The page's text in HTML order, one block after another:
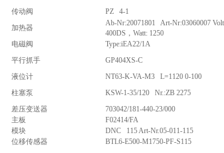
传动阀
PZ 4-1
加热器
Ab-Nr:20071801 Art-Nr:03060007
400DS，Watt: 1250
电磁阀
Type:iEA22/1A
平行抓手
GP404XS-C
液位计
NT63-K-VA-M3 L=1120 0-100
柱塞泵
KSW-1-35/120 Nr.:ZB 2275
差压变送器
703042/181-440-23/000
主板
F02414/FA
模块
DNC 115 Art-Nr.05-011-115
位移传感器
BTL6-E500-M1750-PF-S115